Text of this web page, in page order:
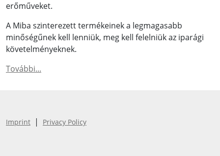
erőműveket.
A Miba szinterezett termékeinek a legmagasabb
minőségűnek kell lenniük, meg kell felelniük az iparági
követelményeknek.
További...
Imprint | Privacy Policy